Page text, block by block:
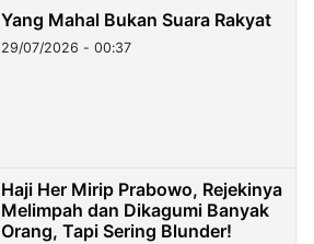
Yang Mahal Bukan Suara Rakyat
29/07/2026 - 00:37
Haji Her Mirip Prabowo, Rejekinya
Melimpah dan Dikagumi Banyak
Orang, Tapi Sering Blunder!